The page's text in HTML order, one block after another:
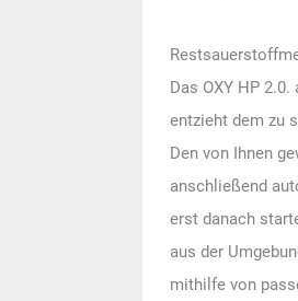
Das OXY HP
entzieht dem zu
Den von Ihnen
anschließend
erst danach
aus der
mithilfe von